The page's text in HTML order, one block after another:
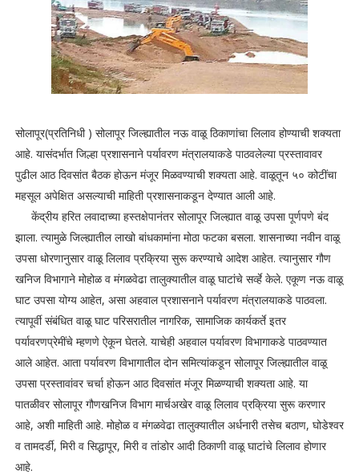
सोलापूर(प्रतिनिधी ) सोलापूर जिल्ह्यातील नऊ वाळू ठिकाणांचा लिलाव होण्याची शक्यता
आहे. यासंदर्भात जिल्हा प्रशासनाने पर्यावरण मंत्रालयाकडे पाठवलेल्या प्रस्तावावर
पुढील आठ दिवसांत बैठक होऊन मंजूर मिळवण्याची शक्यता आहे. वाळूतून ५० कोटींचा
महसूल अपेक्षित असल्याची माहिती प्रशासनाकडून देण्यात आली आहे.
केंद्रीय हरित लवादाच्या हस्तक्षेपानंतर सोलापूर जिल्ह्यात वाळू उपसा पूर्णपणे बंद
झाला. त्यामुळे जिल्ह्यातील लाखो बांधकामांना मोठा फटका बसला. शासनाच्या नवीन वाळू
उपसा धोरणानुसार वाळू लिलाव प्रक्रिया सुरू करण्याचे आदेश आहेत. त्यानुसार गौण
खनिज विभागाने मोहोळ व मंगळवेढा तालुक्यातील वाळू घाटांचे सर्व्हे केले. एकूण नऊ वाळू
घाट उपसा योग्य आहेत, असा अहवाल प्रशासनाने पर्यावरण मंत्रालयाकडे पाठवला.
त्यापूर्वी संबंधित वाळू घाट परिसरातील नागरिक, सामाजिक कार्यकर्ते इतर
पर्यावरणप्रेमींचे म्हणणे ऐकून घेतले. याचेही अहवाल पर्यावरण विभागाकडे पाठवण्यात
आले आहेत. आता पर्यावरण विभागातील दोन समित्यांकडून सोलापूर जिल्ह्यातील वाळू
उपसा प्रस्तावांवर चर्चा होऊन आठ दिवसांत मंजूर मिळण्याची शक्यता आहे. या
पातळीवर सोलापूर गौणखनिज विभाग मार्चअखेर वाळू लिलाव प्रक्रिया सुरू करणार
आहे, अशी माहिती आहे. मोहोळ व मंगळवेढा तालुक्यातील अर्धनारी तसेच बठाण, घोडेश्वर
व तामदर्डी, मिरी व सिद्धापूर, मिरी व तांडोर आदी ठिकाणी वाळू घाटांचे लिलाव होणार
आहे.